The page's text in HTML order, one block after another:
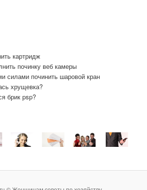
картридж
починку веб камеры
силами починить шаровой кран
хрущевка?
брик psp?